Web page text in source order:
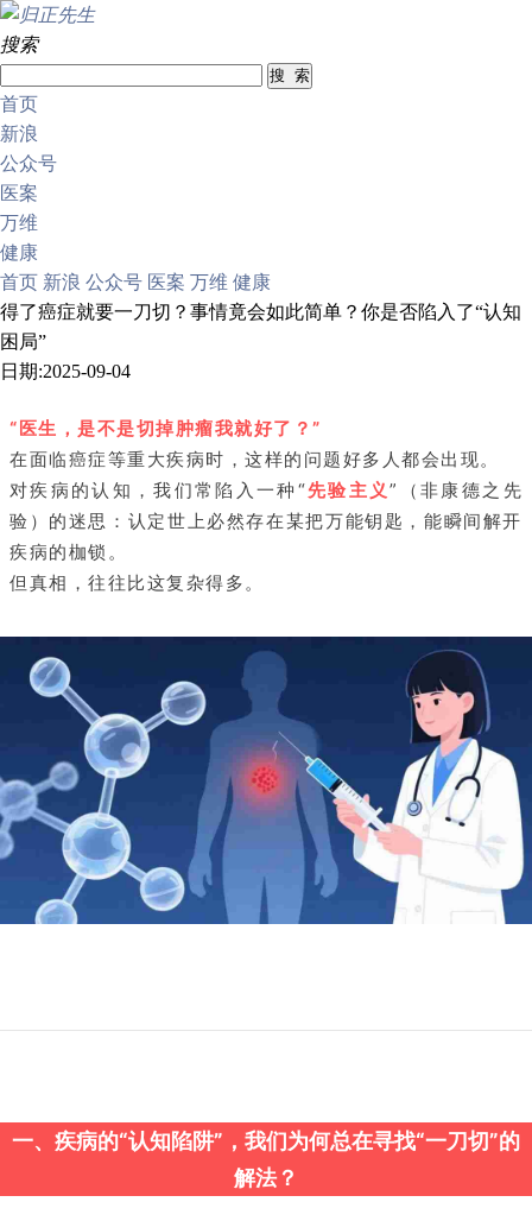
搜索
首页
新浪
公众号
医案
万维
健康
首页 新浪 公众号 医案 万维 健康
得了癌症就要一刀切？事情竟会如此简单？你是否陷入了“认知
困局”
日期:2025-09-04
“医生，是不是切掉肿瘤我就好了？”
在面临癌症等重大疾病时，这样的问题好多人都会出现。
对疾病的认知，我们常陷入一种“先验主义”（非康德之先
验）的迷思：认定世上必然存在某把万能钥匙，能瞬间解开
疾病的枷锁。
但真相，往往比这复杂得多。
一、疾病的“认知陷阱”，我们为何总在寻找“一刀切”的
解法？